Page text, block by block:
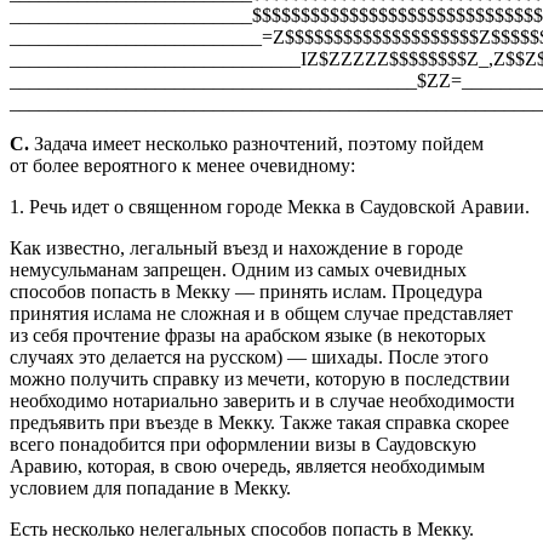
С. Задача имеет несколько разночтений, поэтому пойдем
от более вероятного к менее очевидному:
1. Речь идет о священном городе Мекка в Саудовской Аравии.
Как известно, легальный въезд и нахождение в городе
немусульманам запрещен. Одним из самых очевидных
способов попасть в Мекку — принять ислам. Процедура
принятия ислама не сложная и в общем случае представляет
из себя прочтение фразы на арабском языке (в некоторых
случаях это делается на русском) — шихады. После этого
можно получить справку из мечети, которую в последствии
необходимо нотариально заверить и в случае необходимости
предъявить при въезде в Мекку. Также такая справка скорее
всего понадобится при оформлении визы в Саудовскую
Аравию, которая, в свою очередь, является необходимым
условием для попадание в Мекку.
Есть несколько нелегальных способов попасть в Мекку.